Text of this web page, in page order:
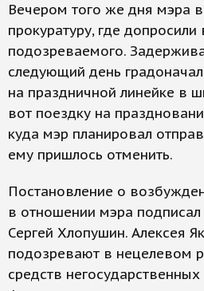
Вечером того же дня мэра
прокуратуру, где допросили
подозреваемого.
следующий день
на праздничной линейке в
вот поездку на
куда мэр планировал
ему пришлось отменить.
Постановление о
в отношении мэра подписал
Сергей Хлопушин. Алексея
подозревают в нецелевом
средств